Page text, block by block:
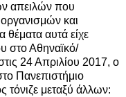
απειλών που
και
θέματα αυτά είχε
στο Αθηναϊκό/
24 Απριλίου 2017, ο
Πανεπιστήμιο
τόνιζε μεταξύ άλλων: